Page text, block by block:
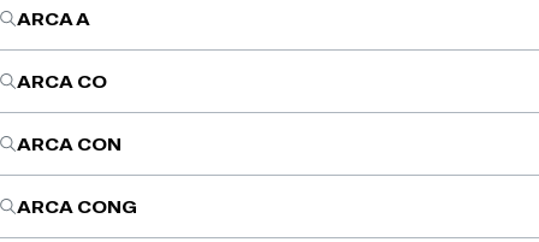
ARCA A
ARCA CO
ARCA CON
ARCA CONG